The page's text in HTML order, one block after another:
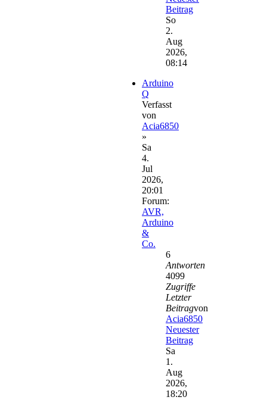
Beitrag
So
2.
Aug
2026,
08:14
Arduino
Q
Verfasst
von
Acia6850
»
Sa
4.
Jul
2026,
20:01
Forum:
AVR,
Arduino
&
Co.
6
Antworten
4099
Zugriffe
Letzter
Beitragvon
Acia6850
Neuester
Beitrag
Sa
1.
Aug
2026,
18:20